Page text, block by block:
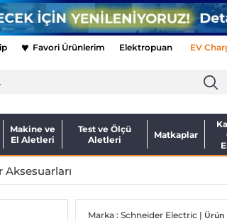
♥ Favori Ürünlerim Elektropuan EV
Makine ve
El Aletleri
Test ve Ölçü
Aletleri
Matkaplar
Aksesuarları
Marka : Schneider Electric | Ürün